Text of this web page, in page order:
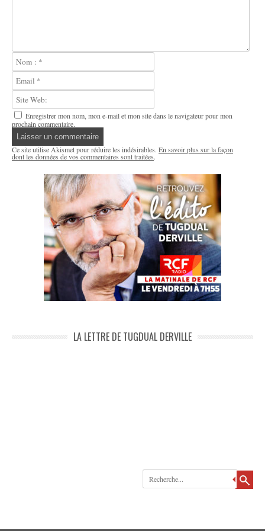
Enregistrer mon nom, mon e-mail et mon site dans le navigateur pour mon
prochain commentaire.
Ce site utilise Akismet pour réduire les indésirables. En savoir plus sur la façon
dont les données de vos commentaires sont traitées.
LA LETTRE DE TUGDUAL DERVILLE
Recherche